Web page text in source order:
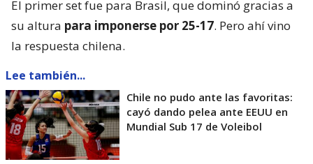
El primer set fue para Brasil, que dominó gracias a
su altura para imponerse por 25-17. Pero ahí vino
la respuesta chilena.
Lee también...
Chile no pudo ante las favoritas:
cayó dando pelea ante EEUU en
Mundial Sub 17 de Voleibol